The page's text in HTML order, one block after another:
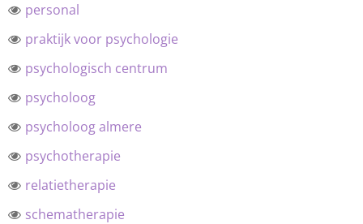
personal
praktijk voor psychologie
psychologisch centrum
psycholoog
psycholoog almere
psychotherapie
relatietherapie
schematherapie